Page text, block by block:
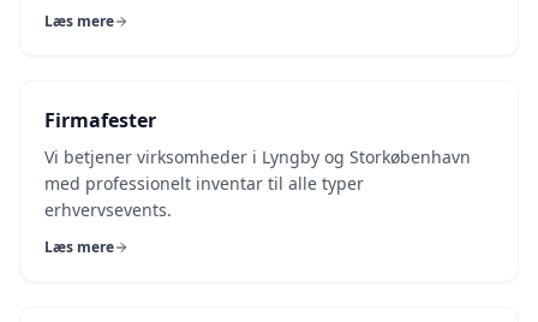
Læs mere
Firmafester
Vi betjener virksomheder i Lyngby og Storkøbenhavn
med professionelt inventar til alle typer
erhvervsevents.
Læs mere